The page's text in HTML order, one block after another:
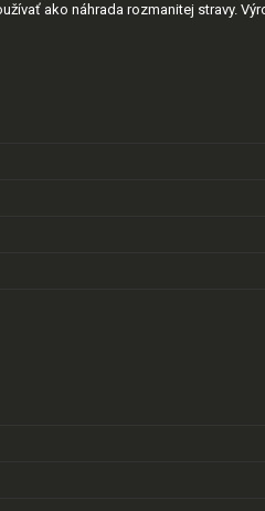
ako náhrada rozmanitej stravy.